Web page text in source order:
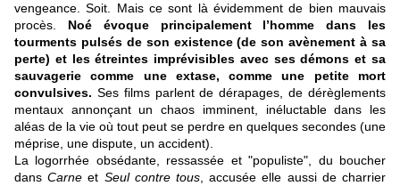
vengeance. Soit. Mais ce sont là évidemment de bien mauvais
procès. Noé évoque principalement l’homme dans les
tourments pulsés de son existence (de son avènement à sa
perte) et les étreintes imprévisibles avec ses démons et sa
sauvagerie comme une extase, comme une petite mort
convulsives. Ses films parlent de dérapages, de dérèglements
mentaux annonçant un chaos imminent, inéluctable dans les
aléas de la vie où tout peut se perdre en quelques secondes (une
méprise, une dispute, un accident).
La logorrhée obsédante, ressassée et "populiste", du boucher
dansCarne et Seul contre tous , accusée elle aussi de charrier